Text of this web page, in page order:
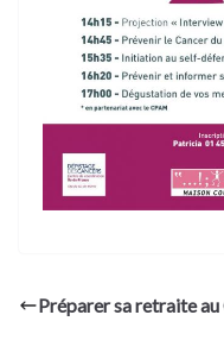
Préparer sa retraite